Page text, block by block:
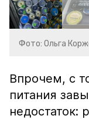
Фото: Ольга
Впрочем, с
питания
недостаток: